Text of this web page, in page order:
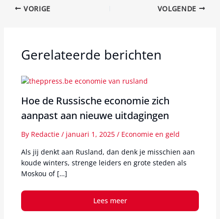
VORIGE VOLGENDE
Gerelateerde berichten
Hoe de Russische economie zich
aanpast aan nieuwe uitdagingen
By Redactie / januari 1, 2025 / Economie en geld
Als jij denkt aan Rusland, dan denk je misschien aan
koude winters, strenge leiders en grote steden als
Moskou of […]
Lees meer